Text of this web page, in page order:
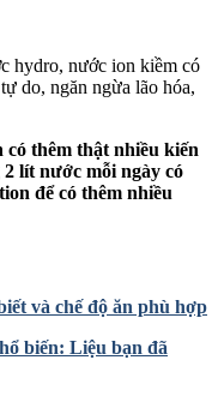
hydro, nước ion kiềm có
do, ngăn ngừa lão hóa,
có thêm thật nhiều kiến
lít nước mỗi ngày có
để có thêm nhiều
và chế độ ăn phù hợp
biến: Liệu bạn đã